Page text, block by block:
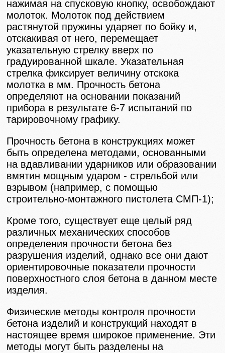
нажимая на спусковую кнопку, освобождают
молоток. Молоток под действием
растянутой пружины ударяет по бойку и,
отскакивая от него, перемещает
указательную стрелку вверх по
градуированной шкале. Указательная
стрелка фиксирует величину отскока
молотка в мм. Прочность бетона
определяют на основании показаний
прибора в результате 6-7 испытаний по
тарировочному графику.
Прочность бетона в конструкциях может
быть определена методами, основанными
на вдавливании ударников или образовании
вмятин мощным ударом - стрельбой или
взрывом (например, с помощью
строительно-монтажного пистолета СМП-1);
Кроме того, существует еще целый ряд
различных механических способов
определения прочности бетона без
разрушения изделий, однако все они дают
ориентировочные показатели прочности
поверхностного слоя бетона в данном месте
изделия.
Физические методы контроля прочности
бетона изделий и конструкций находят в
настоящее время широкое применение. Эти
методы могут быть разделены на